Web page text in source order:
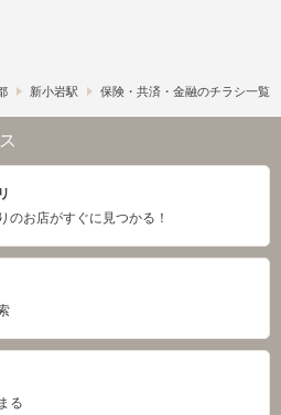
新小岩駅 保険・共済・金融のチラシ一覧
のお店がすぐに見つかる！
る